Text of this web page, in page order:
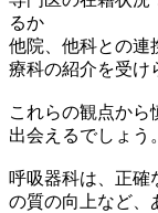
るか
他院、他科との連
療科の紹介を受け
これらの観点から
出会えるでしょう。
呼吸器科は、正確
の質の向上など、